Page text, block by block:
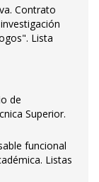
Contrato
Lista
de
Superior.
funcional
Listas